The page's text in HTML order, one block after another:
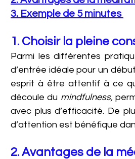
3. Exemple de 5 minutes
1. Choisir la pleine
Parmi les différentes
d’entrée idéale pour un
esprit à être attentif à ce qui
découle du mindfulness,
avec plus d’efficacité. De
d’attention est bénéfique
2. Avantages de la